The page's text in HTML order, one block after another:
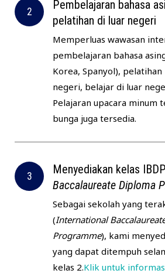
Pembelajaran bahasa
pelatihan di luar negeri
Memperluas wawasan
pembelajaran bahasa
Korea, Spanyol), pelatihan
negeri, belajar di luar
Pelajaran upacara minum
bunga juga tersedia.
Menyediakan kelas
Baccalaureate Diploma
Sebagai sekolah yang
(International
Programme), kami
yang dapat ditempuh
kelas 2.Klik untuk